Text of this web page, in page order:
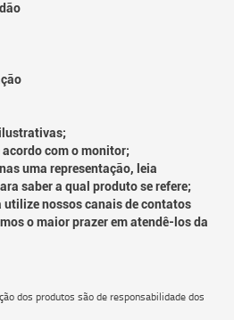
acordo com o monitor;
uma representação, leia
saber a qual produto se refere;
utilize nossos canais de contatos
o maior prazer em atendê-los da
dos produtos são de responsabilidade dos